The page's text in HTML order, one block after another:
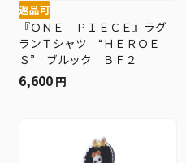
返品可
『ＯＮＥ ＰＩＥＣＥ』ラグ
ランＴシャツ “ＨＥＲＯＥ
Ｓ” ブルック ＢＦ２
6,600 円